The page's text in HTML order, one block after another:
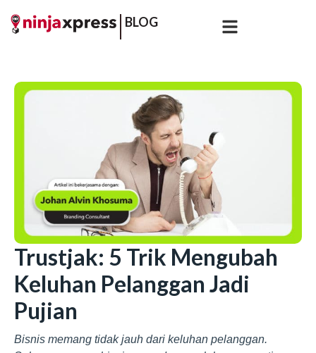
BLOG
Trustjak: 5 Trik Mengubah
Keluhan Pelanggan Jadi
Pujian
Bisnis memang tidak jauh dari keluhan pelanggan.